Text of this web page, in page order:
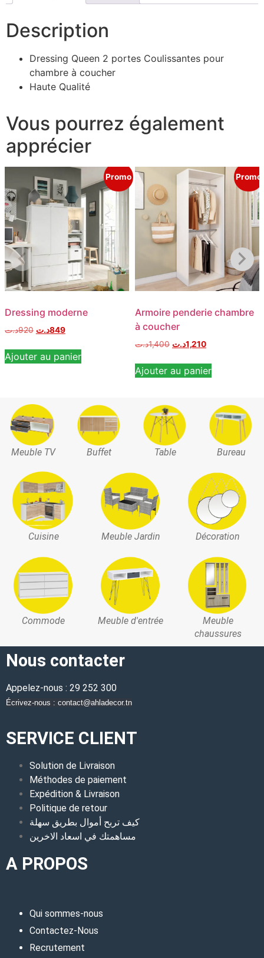
Description
Dressing Queen 2 portes Coulissantes pour
chambre à coucher
Haute Qualité
Vous pourrez également
apprécier
Promo
Dressing moderne
920د.ت 849د.ت
Ajouter au panier
Promo
Armoire penderie chambre
à coucher
1,400د.ت 1,210د.ت
Ajouter au panier
Meuble TV Buffet Table Bureau
Cuisine Meuble Jardin Décoration
Commode Meuble d'entrée
Meuble
chaussures
Nous contacter
Appelez-nous : 29 252 300
Écrivez-nous : contact@ahladecor.tn
SERVICE CLIENT
Solution de Livraison
Méthodes de paiement
Expédition & Livraison
Politique de retour
كيف تربح أموال بطريق سهلة
مساهمتك في اسعاد الاخرين
A PROPOS
Qui sommes-nous
Contactez-Nous
Recrutement